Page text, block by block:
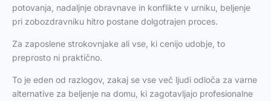
potovanja, nadaljnje obravnave in konflikte v urniku, beljenje
pri zobozdravniku hitro postane dolgotrajen proces.
Za zaposlene strokovnjake ali vse, ki cenijo udobje, to
preprosto ni praktično.
To je eden od razlogov, zakaj se vse več ljudi odloča za varne
alternative za beljenje na domu, ki zagotavljajo profesionalne